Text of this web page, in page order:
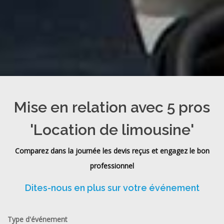
Mise en relation avec 5 pros
'Location de limousine'
Comparez dans la journée les devis reçus et engagez le bon
professionnel
Dites-nous en plus sur votre événement
Type d'événement